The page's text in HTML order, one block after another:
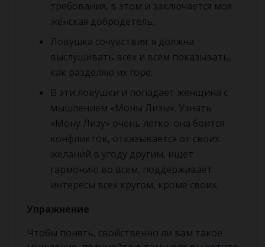
требования, в этом и заключается моя
женская добродетель.
Ловушка сочувствия: я должна
выслушивать всех и всем показывать,
как разделяю их горе.
В эти ловушки и попадает женщина с
мышлением «Моны Лизы». Узнать
«Мону Лизу» очень легко: она боится
конфликтов, отказывается от своих
желаний в угоду другим, ищет
гармонию во всем, поддерживает
интересы всех кругом, кроме своих.
Упражнение
Чтобы понять, свойственно ли вам такое